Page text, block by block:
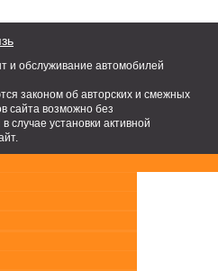
и обслуживание автомобилей
законом об авторских и смежных
сайта возможно без
случае установки активной